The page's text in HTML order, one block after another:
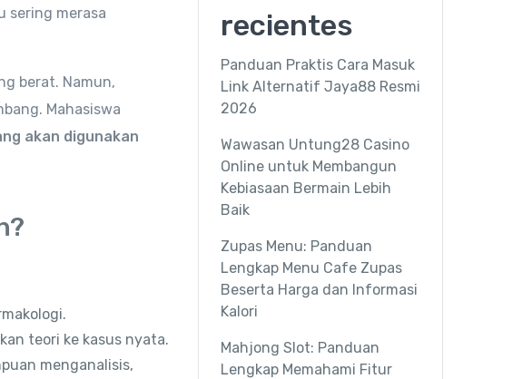
sering merasa
berat. Namun,
Mahasiswa
akan digunakan
teori ke kasus nyata.
menganalisis,
recientes
Panduan Praktis Cara Masuk
Link Alternatif Jaya88 Resmi
2026
Wawasan Untung28 Casino
Online untuk Membangun
Kebiasaan Bermain Lebih
Baik
Zupas Menu: Panduan
Lengkap Menu Cafe Zupas
Beserta Harga dan Informasi
Kalori
Mahjong Slot: Panduan
Lengkap Memahami Fitur